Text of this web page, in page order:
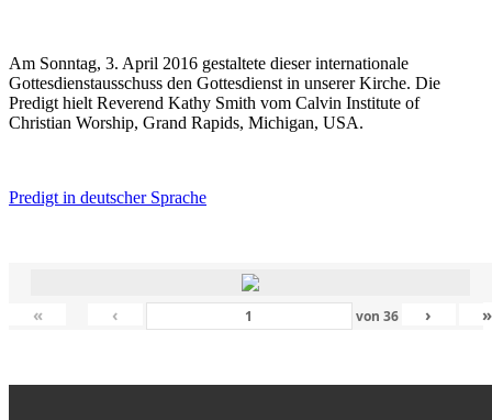
Am Sonntag, 3. April 2016 gestaltete dieser internationale
Gottesdienstausschuss den Gottesdienst in unserer Kirche. Die
Predigt hielt Reverend Kathy Smith vom Calvin Institute of
Christian Worship, Grand Rapids, Michigan, USA.
Predigt in deutscher Sprache
« ‹ von 36 › »